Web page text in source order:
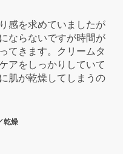
感を求めていましたが
ならないですが時間が
てきます。クリームタ
アをしっかりしていて
肌が乾燥してしまうの
とのびもあまりよくな
段が高く感じました。
乾燥